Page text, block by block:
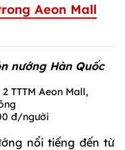
Aeon Mall
nướng Hàn Quốc
TTTM Aeon Mall,
đ/người
nổi tiếng đến từ